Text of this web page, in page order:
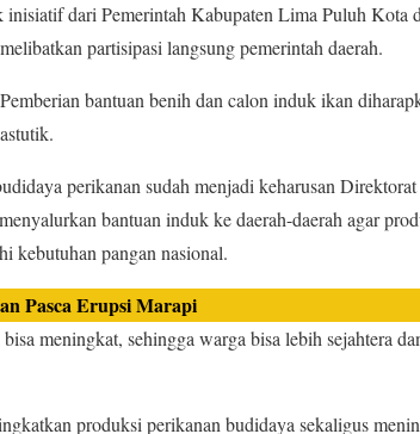
dari Pemerintah Kabupaten Lima Puluh Kota
partisipasi langsung pemerintah daerah.
bantuan benih dan calon induk ikan
perikanan sudah menjadi keharusan
bantuan induk ke daerah-daerah agar
kebutuhan pangan nasional.
Pasca Erupsi Marapi
meningkat, sehingga warga bisa lebih sejahtera
produksi perikanan budidaya sekaligus